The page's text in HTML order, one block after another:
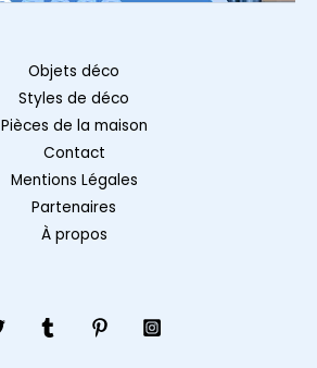
Objets déco
Styles de déco
Pièces de la maison
Contact
Mentions Légales
Partenaires
À propos